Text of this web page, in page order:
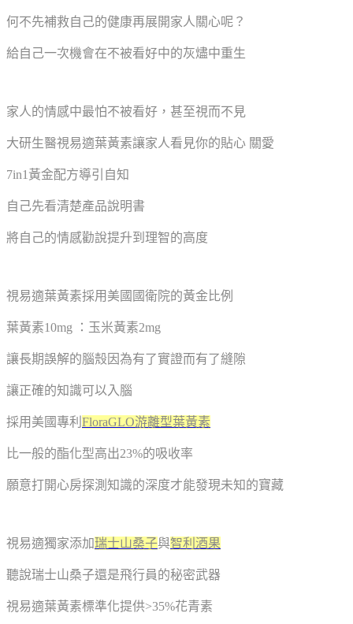
何不先補救自己的健康再展開家人關心呢？
給自己一次機會在不被看好中的灰燼中重生
家人的情感中最怕不被看好，甚至視而不見
大研生醫視易適葉黃素讓家人看見你的貼心 關愛
7in1黃金配方導引自知
自己先看清楚產品說明書
將自己的情感勸說提升到理智的高度
視易適葉黃素採用美國國衛院的黃金比例
葉黃素10mg ：玉米黃素2mg
讓長期誤解的腦殼因為有了實證而有了縫隙
讓正確的知識可以入腦
採用美國專利 FloraGLO游離型葉黃素
比一般的酯化型高出23%的吸收率
願意打開心房探測知識的深度才能發現未知的寶藏
視易適獨家添加瑞士山桑子與智利酒果
聽說瑞士山桑子還是飛行員的秘密武器
視易適葉黃素標準化提供>35%花青素